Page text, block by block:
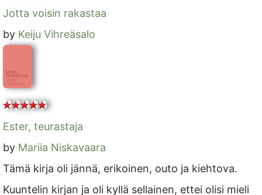
Jotta voisin rakastaa
by Keiju Vihreäsalo
Ester, teurastaja
by Mariia Niskavaara
Tämä kirja oli jännä, erikoinen, outo ja kiehtova.
Kuuntelin kirjan ja oli kyllä sellainen, ettei olisi mieli